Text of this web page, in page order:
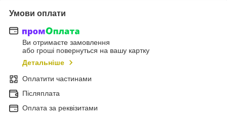
Умови оплати
Ви отримаєте замовлення
або гроші повернуться на вашу картку
Детальніше
Оплатити частинами
Післяплата
Оплата за реквізитами